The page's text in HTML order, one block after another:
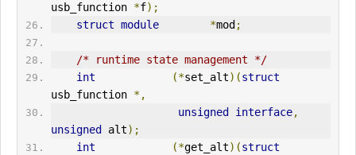
usb_function *f);
struct module *mod ;
/* runtime state management */
int
(*set_alt)(struct
usb_function *,
unsigned
interface,
unsigned
alt);
int
(*get_alt)(struct